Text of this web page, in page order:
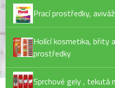
Prací prostředky,
Holící kosmetika, břity
prostředky
Sprchové gely , tekutá